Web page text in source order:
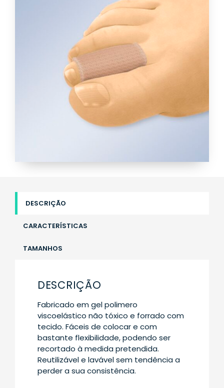
DESCRIÇÃO
CARACTERÍSTICAS
TAMANHOS
DESCRIÇÃO
Fabricado em gel polimero
viscoelástico não tóxico e forrado com
tecido. Fáceis de colocar e com
bastante flexibilidade, podendo ser
recortado à medida pretendida.
Reutilizável e lavável sem tendência a
perder a sua consistência.